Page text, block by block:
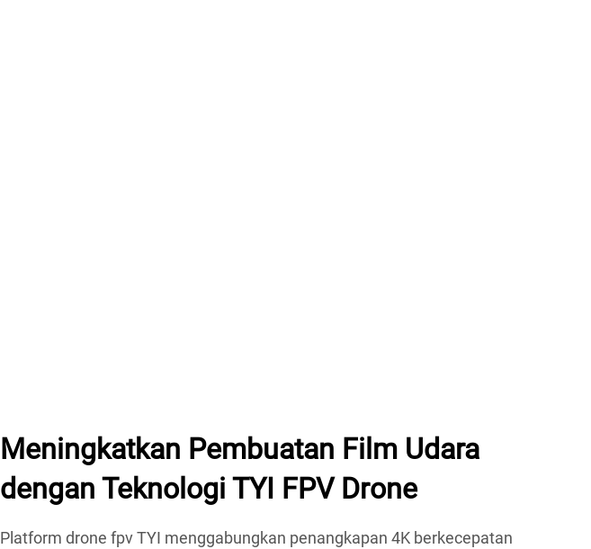
Meningkatkan Pembuatan Film Udara
dengan Teknologi TYI FPV Drone
Platform drone fpv TYI menggabungkan penangkapan 4K berkecepatan